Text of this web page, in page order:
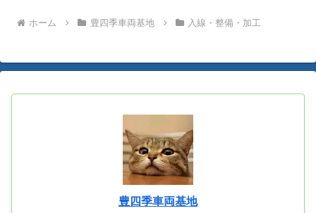
ホーム 豊四季車両基地 入線・整備・加工
豊四季車両基地